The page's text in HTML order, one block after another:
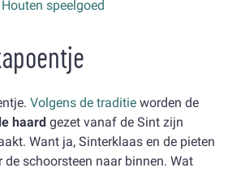
speelgoed
Volgens de traditie worden de
haard gezet vanaf de Sint zijn
Want ja, Sinterklaas en de pieten
schoorsteen naar binnen. Wat